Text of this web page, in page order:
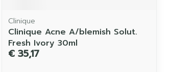
Clinique
Clinique Acne A/blemish Solut.
Fresh Ivory 30ml
€ 35,17